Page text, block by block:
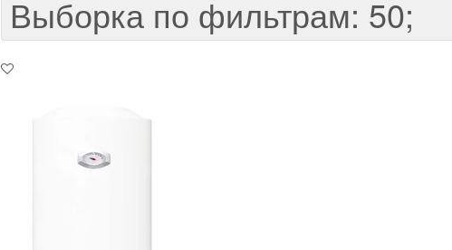
Выборка по фильтрам: 50;